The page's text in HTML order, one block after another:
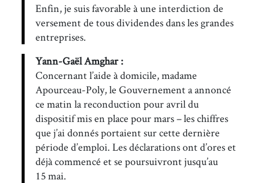
Enfin, je suis favorable à une interdiction de
versement de tous dividendes dans les grandes
entreprises.
Yann-Gaël Amghar :
Concernant l’aide à domicile, madame
Apourceau-Poly, le Gouvernement a annoncé
ce matin la reconduction pour avril du
dispositif mis en place pour mars – les chiffres
que j’ai donnés portaient sur cette dernière
période d’emploi. Les déclarations ont d’ores et
déjà commencé et se poursuivront jusqu’au
15 mai.